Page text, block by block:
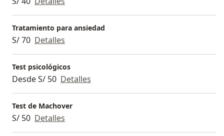
Tratamiento para ansiedad
S/ 70 Detalles
Test psicológicos
Desde S/ 50 Detalles
Test de Machover
S/ 50 Detalles